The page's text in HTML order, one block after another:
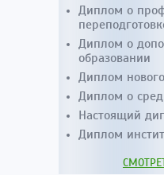
Диплом о
Диплом о
образовании
Диплом
Диплом о
Настоящий
Диплом